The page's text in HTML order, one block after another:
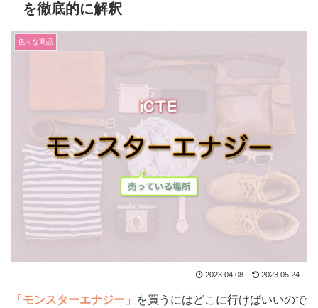
を徹底的に解釈
色々な商品
2023.04.08 2023.05.24
「モンスターエナジー」
を買うにはどこに行けばいいので